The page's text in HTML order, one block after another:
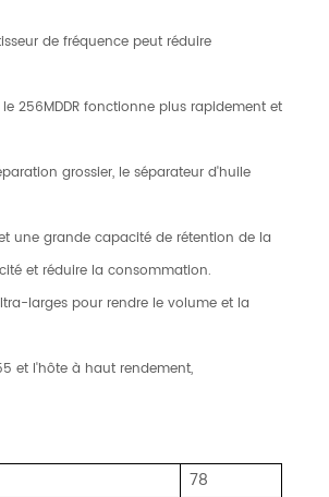
de fréquence peut réduire
256MDDR fonctionne plus rapidement et
grossier, le séparateur d'huile
une grande capacité de rétention de la
et réduire la consommation.
larges pour rendre le volume et la
et l'hôte à haut rendement,
78